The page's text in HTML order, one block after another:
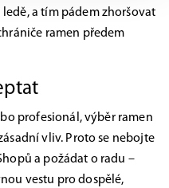
a tím pádem zhoršovat
ramen předem
profesionál, výběr ramen
vliv. Proto se nebojte
a požádat o radu –
vestu pro dospělé,